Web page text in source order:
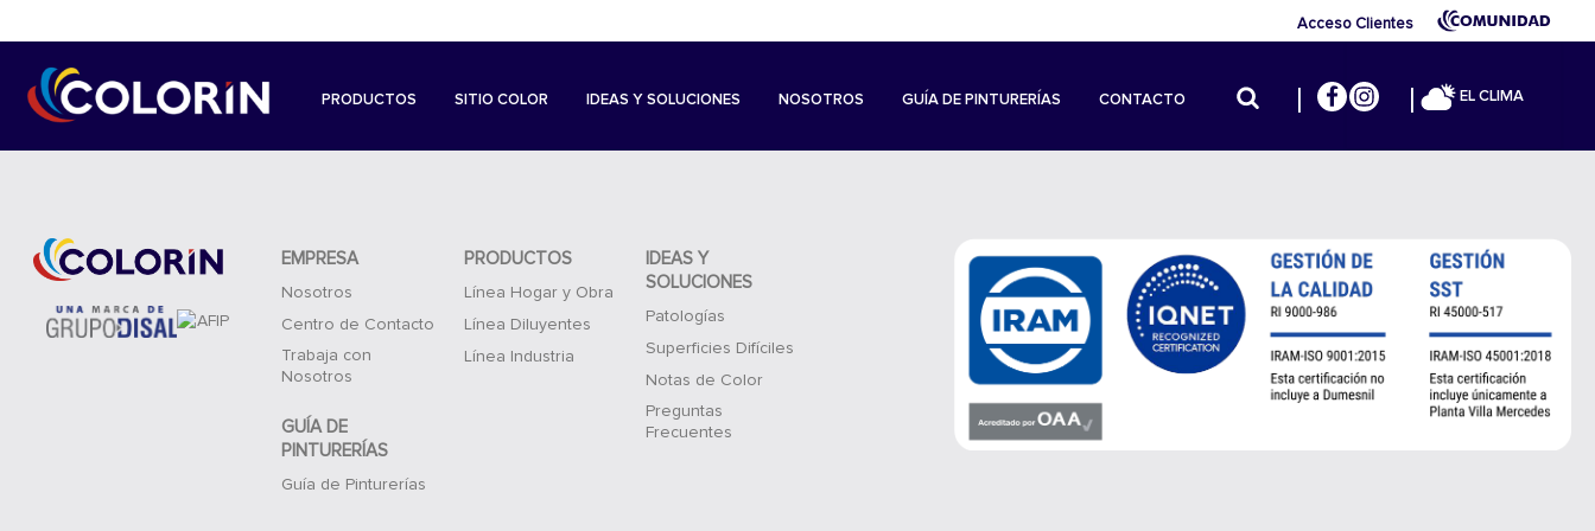
Acceso Clientes
PRODUCTOS SITIO COLOR IDEAS Y SOLUCIONES NOSOTROS GUÍA DE PINTURERÍAS CONTACTO EL CLIMA
EMPRESA
Nosotros
Centro de Contacto
Trabaja con
Nosotros
GUÍA DE
PINTURERÍAS
Guía de Pinturerías
PRODUCTOS
Línea Hogar y Obra
Línea Diluyentes
Línea Industria
IDEAS Y
SOLUCIONES
Patologías
Superficies Difíciles
Notas de Color
Preguntas
Frecuentes